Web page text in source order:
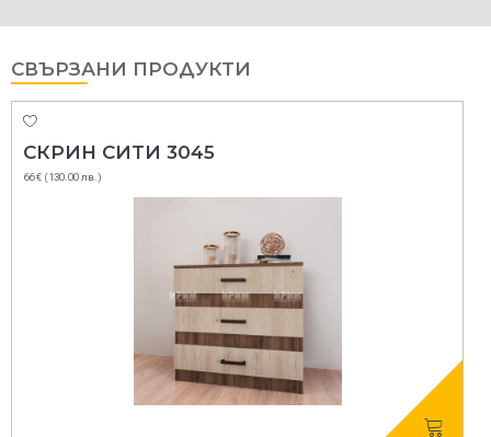
СВЪРЗАНИ ПРОДУКТИ
СКРИН СИТИ 3045
66 € (130.00 лв.)